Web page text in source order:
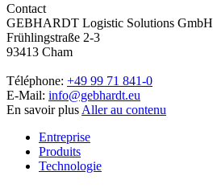
Contact
GEBHARDT Logistic Solutions GmbH
Frühlingstraße 2-3
93413 Cham
Téléphone: +49 99 71 841-0
E-Mail: info@gebhardt.eu
En savoir plus Aller au contenu
Entreprise
Produits
Technologie